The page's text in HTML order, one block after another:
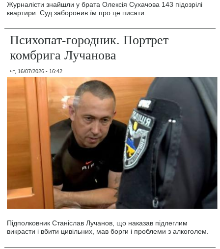
Журналісти знайшли у брата Олексія Сухачова 143 підозрілі
квартири. Суд заборонив їм про це писати.
Психопат-городник. Портрет
комбрига Лучанова
чт, 16/07/2026 - 16:42
Підполковник Станіслав Лучанов, що наказав підлеглим
викрасти і вбити цивільних, мав борги і проблеми з алкоголем.